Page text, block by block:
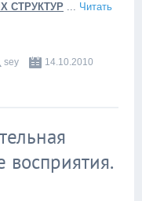
СТРУКТУР ... Читать
sey
14.10.2010
восприятия.